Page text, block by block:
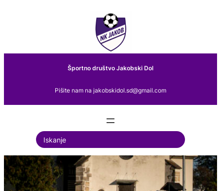
Športno društvo Jakobski Dol
Pišite nam na jakobskidol.sd@gmail.com
S
e
a
r